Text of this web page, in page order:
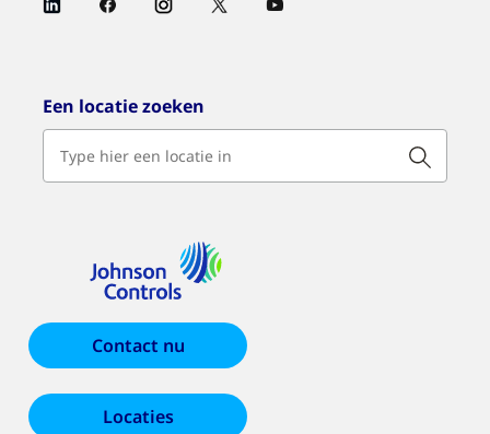
Een locatie zoeken
Contact nu
Locaties